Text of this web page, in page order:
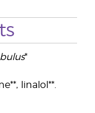
*
linalol**.